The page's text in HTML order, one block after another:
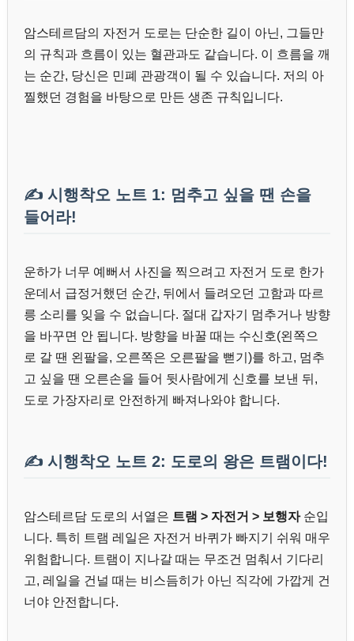
암스테르담의 자전거 도로는 단순한 길이 아닌, 그들만
의 규칙과 흐름이 있는 혈관과도 같습니다. 이 흐름을 깨
는 순간, 당신은 민폐 관광객이 될 수 있습니다. 저의 아
찔했던 경험을 바탕으로 만든 생존 규칙입니다.
✍️ 시행착오 노트 1: 멈추고 싶을 땐 손을
들어라!
운하가 너무 예뻐서 사진을 찍으려고 자전거 도로 한가
운데서 급정거했던 순간, 뒤에서 들려오던 고함과 따르
릉 소리를 잊을 수 없습니다. 절대 갑자기 멈추거나 방향
을 바꾸면 안 됩니다. 방향을 바꿀 때는 수신호(왼쪽으
로 갈 땐 왼팔을, 오른쪽은 오른팔을 뻗기)를 하고, 멈추
고 싶을 땐 오른손을 들어 뒷사람에게 신호를 보낸 뒤,
도로 가장자리로 안전하게 빠져나와야 합니다.
✍️ 시행착오 노트 2: 도로의 왕은 트램이다!
암스테르담 도로의 서열은 트램 > 자전거 > 보행자순입
니다. 특히 트램 레일은 자전거 바퀴가 빠지기 쉬워 매우
위험합니다. 트램이 지나갈 때는 무조건 멈춰서 기다리
고, 레일을 건널 때는 비스듬히가 아닌 직각에 가깝게 건
너야 안전합니다.